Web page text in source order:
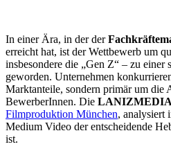
In einer Ära, in der der
erreicht hat, ist der Wettbewerb um
insbesondere die „Gen Z“ – zu einer
geworden. Unternehmen
Marktanteile, sondern primär um die
BewerberInnen. Die
Filmproduktion München, analysiert
Medium Video der entscheidende
ist.